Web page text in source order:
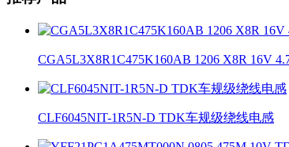
CGA5L3X8R1C475K160AB 1206 X8R 16V
CLF6045NIT-1R5N-D TDK车规级绕线电感